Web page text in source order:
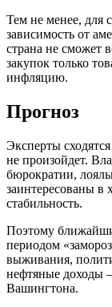
Тем не менее, для
зависимость от
страна не сможет
закупок только
инфляцию.
Прогноз
Эксперты
не произойдет.
бюрократии,
заинтересованы
стабильность.
Поэтому
периодом
выживания,
нефтяные доходы
Вашингтона.